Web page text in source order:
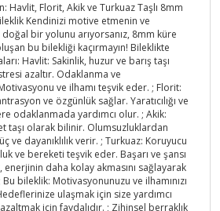
Havlit, Florit, Akik ve Turkuaz Taşlı 8mm
Kendinizi motive etmenin ve
bir yolunu arıyorsanız, 8mm küre
bu bilekliği kaçırmayın! Bileklikte
Havlit: Sakinlik, huzur ve barış taşı
azaltır. Odaklanma ve
ve ilhamı teşvik eder. ; Florit:
ve özgünlük sağlar. Yaratıcılığı ve
odaklanmada yardımcı olur. ; Akik:
taşı olarak bilinir. Olumsuzluklardan
ve dayanıklılık verir. ; Turkuaz: Koruyucu
ve bereketi teşvik eder. Başarı ve şansı
enerjinin daha kolay akmasını sağlayarak
bileklik: Motivasyonunuzu ve ilhamınızı
ulaşmak için size yardımcı
için faydalıdır. ; Zihinsel berraklık